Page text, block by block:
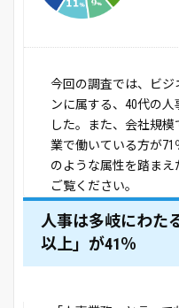
今回の調査では、ビジ
ンに属する、40代の
した。また、会社規
業で働いている方が
のような属性を踏まえ
ご覧ください。
人事は多岐にわた
以上」が41％